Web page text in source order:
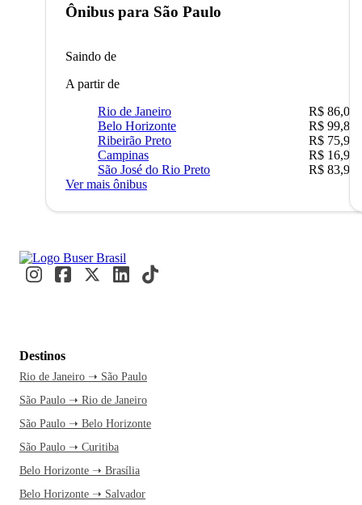
Ônibus para São Paulo
Saindo de
A partir de
Rio de Janeiro
R$ 86,00
Belo Horizonte
R$ 99,89
Ribeirão Preto
R$ 75,90
Campinas
R$ 16,90
São José do Rio Preto
R$ 83,90
Ver mais ônibus
Destinos
Rio de Janeiro ➝ São Paulo
São Paulo ➝ Rio de Janeiro
São Paulo ➝ Belo Horizonte
São Paulo ➝ Curitiba
Belo Horizonte ➝ Brasília
Belo Horizonte ➝ Salvador